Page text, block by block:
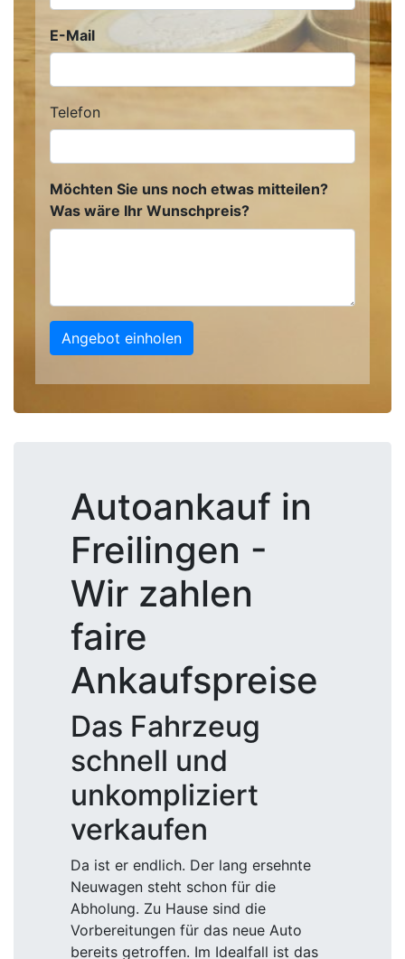
E-Mail
Telefon
Möchten Sie uns noch etwas mitteilen?
Was wäre Ihr Wunschpreis?
Angebot einholen
Autoankauf in
Freilingen -
Wir zahlen
faire
Ankaufspreise
Das Fahrzeug
schnell und
unkompliziert
verkaufen
Da ist er endlich. Der lang ersehnte
Neuwagen steht schon für die
Abholung. Zu Hause sind die
Vorbereitungen für das neue Auto
bereits getroffen. Im Idealfall ist das